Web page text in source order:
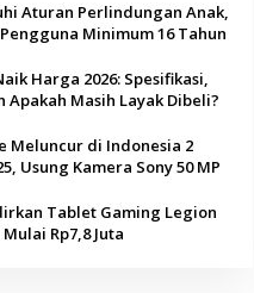
Aturan Perlindungan Anak,
Minimum 16 Tahun
Harga 2026: Spesifikasi,
Apakah Masih Layak Dibeli?
Meluncur di Indonesia 2
Usung Kamera Sony 50 MP
Tablet Gaming Legion
Rp7,8 Juta